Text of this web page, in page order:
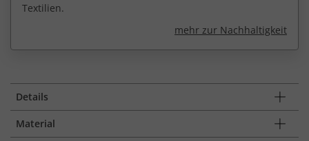
Textilien.
mehr zur Nachhaltigkeit
Details
Material